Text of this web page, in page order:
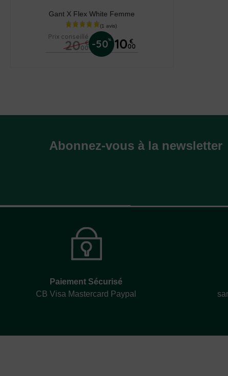
Gant X Flex White Femme
Prix conseillé
20 €
00 -50% 10 €
00
Abonnez-vous à la newsletter
Paiement Sécurisé
CB Visa Mastercard Paypal